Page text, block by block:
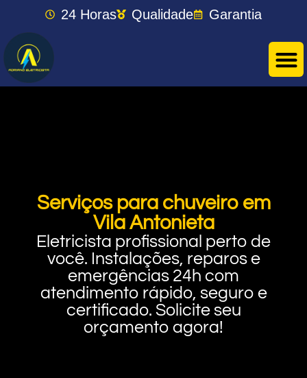
24 Horas Qualidade Garantia
Serviços para chuveiro em
Vila Antonieta
Eletricista profissional perto de
você. Instalações, reparos e
emergências 24h com
atendimento rápido, seguro e
certificado. Solicite seu
orçamento agora!